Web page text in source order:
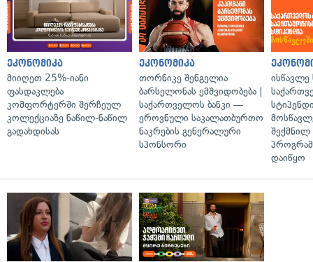
ეკონომიკა
მიიღეთ 25%-იანი
ფასდაკლება
კომფორტერში შერჩეულ
კოლექციაზე ნაწილ-ნაწილ
გადახდისას
ეკონომიკა
თორნიკე შენგელია
ბარსელონას ემშვიდობება |
საქართველოს ბანკი —
ეროვნული საკალათბურთო
ნაკრების გენერალური
სპონსორი
ისწავლე
დაიწყო